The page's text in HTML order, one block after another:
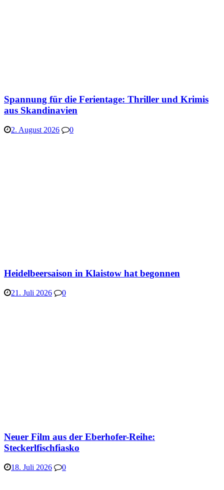
Spannung für die Ferientage: Thriller und Krimis
aus Skandinavien
2. August 2026 0
Heidelbeersaison in Klaistow hat begonnen
21. Juli 2026 0
Neuer Film aus der Eberhofer-Reihe:
Steckerlfischfiasko
18. Juli 2026 0